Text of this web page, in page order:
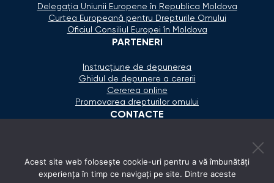
Delegaţia Uniunii Europene în Republica Moldova
Curtea Europeană pentru Drepturile Omului
Oficiul Consiliul Europei în Moldova
PARTENERI
Instrucțiune de depunerea
Ghidul de depunere a cererii
Cererea online
Promovarea drepturilor omului
CONTACTE
secretariat@ombudsman.md
Acest site web folosește cookie-uri pentru a vă îmbunătăți
experiența în timp ce navigați pe site. Dintre aceste